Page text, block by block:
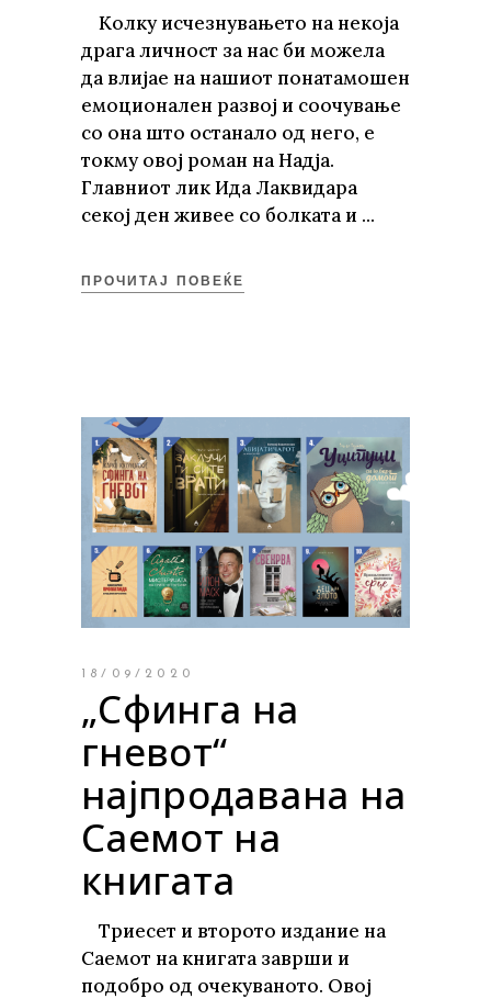
Колку исчезнувањето на некоја
драга личност за нас би можела
да влијае на нашиот понатамошен
емоционален развој и соочување
со она што останало од него, е
токму овој роман на Надја.
Главниот лик Ида Лаквидара
секој ден живее со болката и
ПРОЧИТАЈ ПОВЕЌЕ
18/09/2020
„Сфинга на
гневот“
најпродавана на
Саемот на
книгата
Триесет и второто издание на
Саемот на книгата заврши и
подобро од очекуваното. Овој